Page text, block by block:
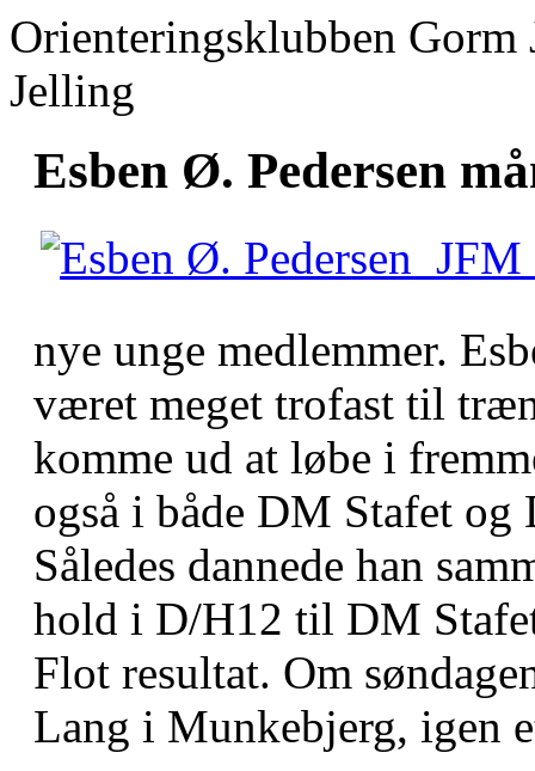
Orienteringsklubben
Jelling
Esben Ø. Pedersen
nye unge medlemmer.
været meget trofast til
komme ud at løbe i
også i både DM Stafet
Således dannede han
hold i D/H12 til DM
Flot resultat. Om
Lang i Munkebjerg, igen